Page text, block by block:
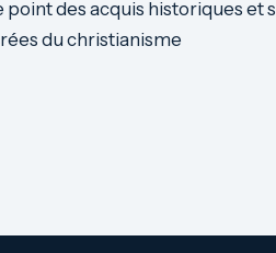
point des acquis historiques et
du christianisme